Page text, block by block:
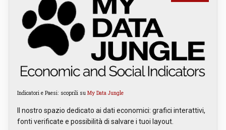
Indicatori e Paesi: scoprili su My Data Jungle
Il nostro spazio dedicato ai dati economici: grafici interattivi,
fonti verificate e possibilità di salvare i tuoi layout.